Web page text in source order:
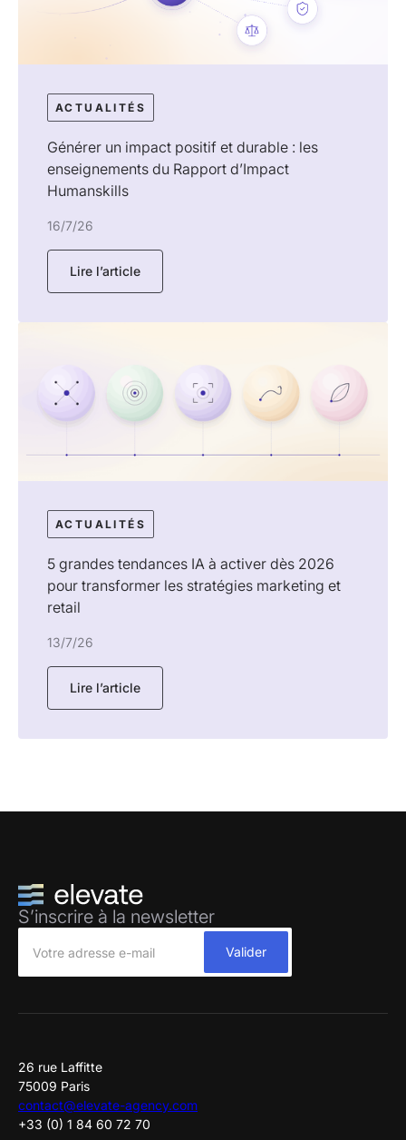
ACTUALITÉS
Générer un impact positif et durable : les
enseignements du Rapport d’Impact
Humanskills
16/7/26
Lire l’article
ACTUALITÉS
5 grandes tendances IA à activer dès 2026
pour transformer les stratégies marketing et
retail
13/7/26
Lire l’article
S’inscrire à la newsletter
26 rue Laffitte
75009 Paris
contact@elevate-agency.com
+33 (0) 1 84 60 72 70